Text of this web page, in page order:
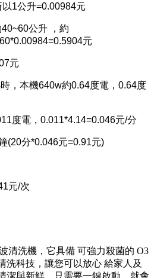
公升=0.00984元
公升 ，約
元
元
， 本機640w約0.64度電，0.64度
電，0.011*4.14=0.046元/分
(20分*0.046元=0.91元)
/次
清洗機，它具備 可強力殺菌的 O3
洗科技，讓您可以放心 給家人及
潔與新鮮，只需要一鍵啟動，就會